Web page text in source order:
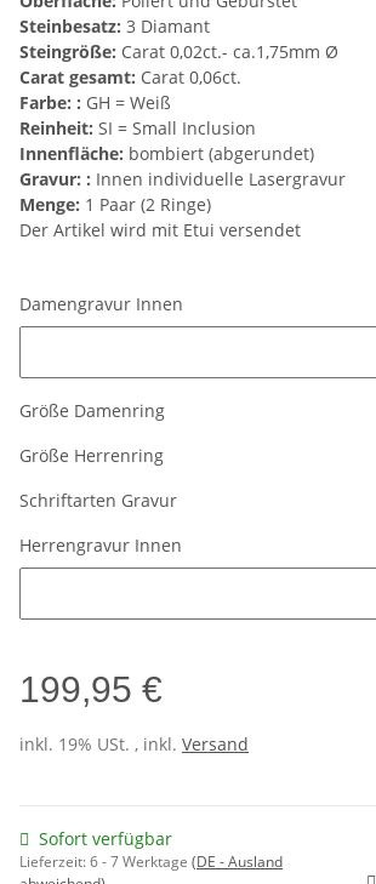
Steinbesatz: 3 Diamant
Steingröße: Carat 0,02ct.- ca.1,75mm Ø
Carat gesamt: Carat 0,06ct.
Farbe: : GH = Weiß
Reinheit: SI = Small Inclusion
Innenfläche: bombiert (abgerundet)
Gravur: : Innen individuelle Lasergravur
Menge: 1 Paar (2 Ringe)
Der Artikel wird mit Etui versendet
Damengravur Innen
Größe Damenring
Größe Herrenring
Schriftarten Gravur
Herrengravur Innen
199,95 €
inkl. 19% USt. , inkl. Versand
Sofort verfügbar
Lieferzeit:6 - 7 Werktage (DE - Ausland